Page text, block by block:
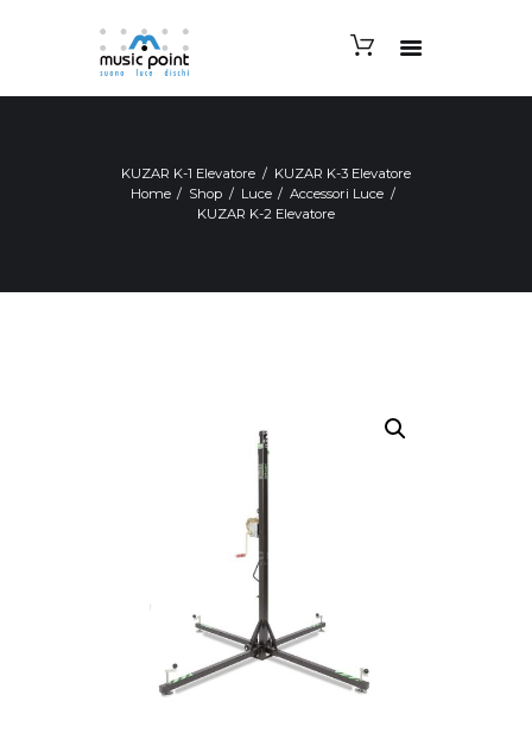
KUZAR K-1 Elevatore
KUZAR K-3 Elevatore
Home
Shop Luce
Accessori Luce
KUZAR K-2 Elevatore